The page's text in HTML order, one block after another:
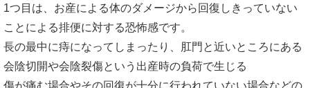
1つ目は、お産による体のダメージから回復しきっていない
ことによる排便に対する恐怖感です。
長の最中に痔になってしまったり、肛門と近いところにある
会陰切開や会陰裂傷という出産時の負荷で生じる
傷が痛む場合やその回復が十分に行われていない場合などの